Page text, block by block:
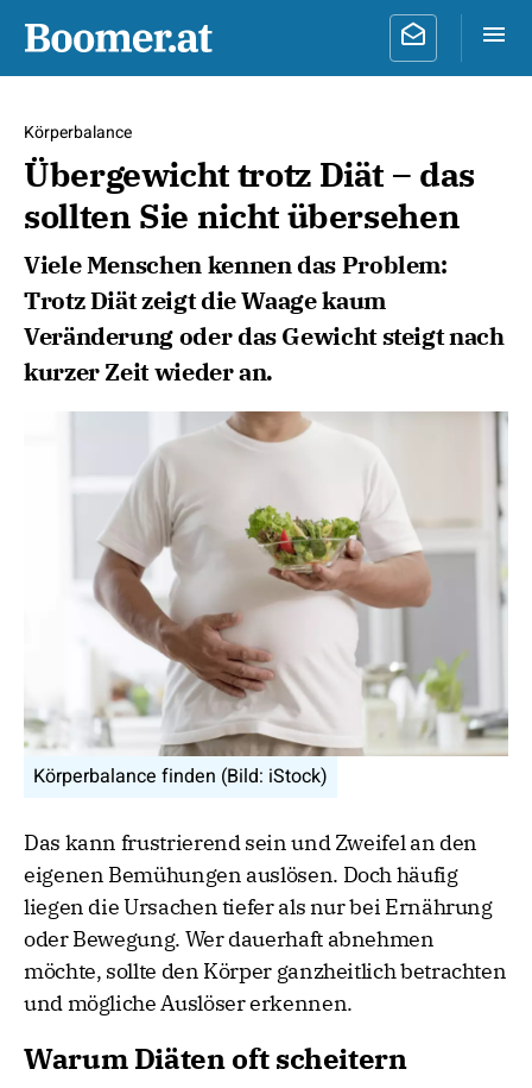
Körperbalance
Übergewicht trotz Diät – das
sollten Sie nicht übersehen
Viele Menschen kennen das Problem:
Trotz Diät zeigt die Waage kaum
Veränderung oder das Gewicht steigt nach
kurzer Zeit wieder an.
Körperbalance finden (Bild: iStock)
Das kann frustrierend sein und Zweifel an den
eigenen Bemühungen auslösen. Doch häufig
liegen die Ursachen tiefer als nur bei Ernährung
oder Bewegung. Wer dauerhaft abnehmen
möchte, sollte den Körper ganzheitlich betrachten
und mögliche Auslöser erkennen.
Warum Diäten oft scheitern